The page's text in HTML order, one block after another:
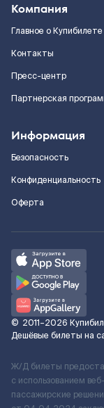
Компания
Главное о Купибилете
Контакты
Пресс-центр
Партнерская
Информация
Безопасность
Конфиденциальность
Оферта
© 2011–2026
Дешёвые билеты на
Ж/Д билеты
с использованием
пассажирские